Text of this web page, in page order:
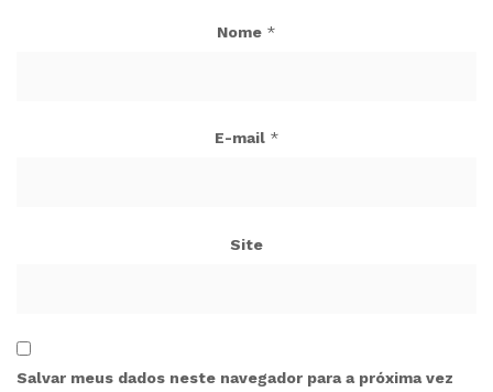
Nome *
E-mail *
Site
Salvar meus dados neste navegador para a próxima vez